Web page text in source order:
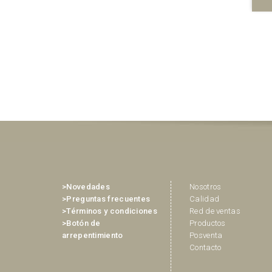
>Novedades
>Preguntas frecuentes
>Términos y condiciones
>Botón de
arrepentimiento
Nosotros
Calidad
Red de ventas
Productos
Posventa
Contacto